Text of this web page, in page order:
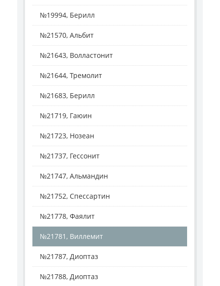
№19994, Берилл
№21570, Альбит
№21643, Волластонит
№21644, Тремолит
№21683, Берилл
№21719, Гаюин
№21723, Нозеан
№21737, Гессонит
№21747, Альмандин
№21752, Спессартин
№21778, Фаялит
№21781, Виллемит
№21787, Диоптаз
№21788, Диоптаз